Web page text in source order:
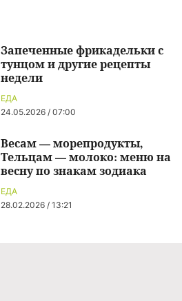
ЕДА
24.05.2026 / 07:00
Запеченные фрикадельки с
тунцом и другие рецепты
недели
ЕДА
28.02.2026 / 13:21
Весам — морепродукты,
Тельцам — молоко: меню на
весну по знакам зодиака